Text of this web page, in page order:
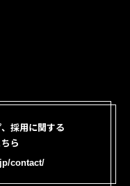
採用に関する
ら
contact/